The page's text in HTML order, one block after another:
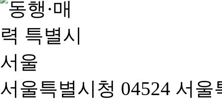
서울특별시청 04524 서